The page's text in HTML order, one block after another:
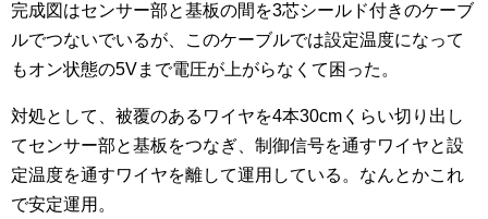
完成図はセンサー部と基板の間を3芯シールド付きのケーブ
ルでつないでいるが、このケーブルでは設定温度になって
もオン状態の5Vまで電圧が上がらなくて困った。
対処として、被覆のあるワイヤを4本30cmくらい切り出し
てセンサー部と基板をつなぎ、制御信号を通すワイヤと設
定温度を通すワイヤを離して運用している。なんとかこれ
で安定運用。